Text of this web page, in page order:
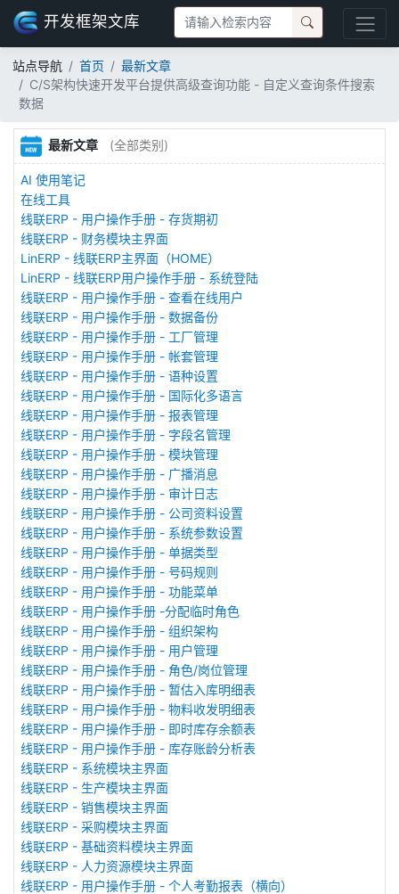
开发框架文库
站点导航 首页
最新文章
C/S架构快速开发平台提供高级查询功能 - 自定义查询条件搜索
数据
最新文章 (全部类别)
AI 使用笔记
在线工具
线联ERP - 用户操作手册 - 存货期初
线联ERP - 财务模块主界面
LinERP - 线联ERP主界面（HOME）
LinERP - 线联ERP用户操作手册 - 系统登陆
线联ERP - 用户操作手册 - 查看在线用户
线联ERP - 用户操作手册 - 数据备份
线联ERP - 用户操作手册 - 工厂管理
线联ERP - 用户操作手册 - 帐套管理
线联ERP - 用户操作手册 - 语种设置
线联ERP - 用户操作手册 - 国际化多语言
线联ERP - 用户操作手册 - 报表管理
线联ERP - 用户操作手册 - 字段名管理
线联ERP - 用户操作手册 - 模块管理
线联ERP - 用户操作手册 - 广播消息
线联ERP - 用户操作手册 - 审计日志
线联ERP - 用户操作手册 - 公司资料设置
线联ERP - 用户操作手册 - 系统参数设置
线联ERP - 用户操作手册 - 单据类型
线联ERP - 用户操作手册 - 号码规则
线联ERP - 用户操作手册 - 功能菜单
线联ERP - 用户操作手册 -分配临时角色
线联ERP - 用户操作手册 - 组织架构
线联ERP - 用户操作手册 - 用户管理
线联ERP - 用户操作手册 - 角色/岗位管理
线联ERP - 用户操作手册 - 暂估入库明细表
线联ERP - 用户操作手册 - 物料收发明细表
线联ERP - 用户操作手册 - 即时库存余额表
线联ERP - 用户操作手册 - 库存账龄分析表
线联ERP - 系统模块主界面
线联ERP - 生产模块主界面
线联ERP - 销售模块主界面
线联ERP - 采购模块主界面
线联ERP - 基础资料模块主界面
线联ERP - 人力资源模块主界面
线联ERP - 用户操作手册 - 个人考勤报表（横向）